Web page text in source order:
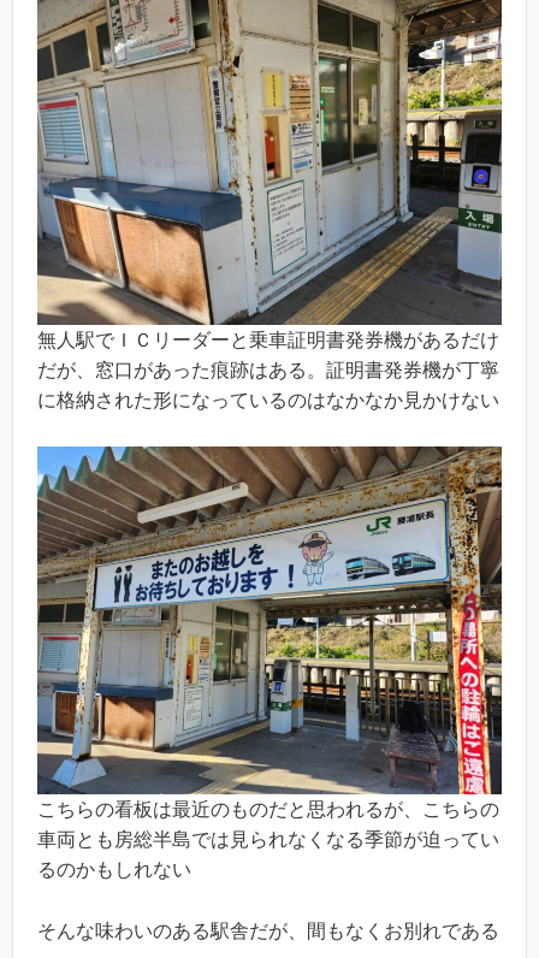
無人駅でＩＣリーダーと乗車証明書発券機があるだけ
だが、窓口があった痕跡はある。証明書発券機が丁寧
に格納された形になっているのはなかなか見かけない
こちらの看板は最近のものだと思われるが、こちらの
車両とも房総半島では見られなくなる季節が迫ってい
るのかもしれない
そんな味わいのある駅舎だが、間もなくお別れである